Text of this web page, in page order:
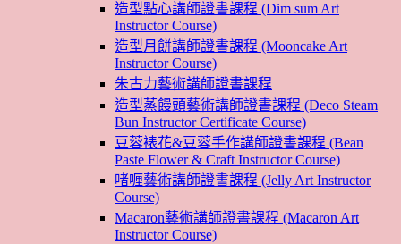
造型點心講師證書課程 (Dim sum Art
Instructor Course)
造型月餅講師證書課程 (Mooncake Art
Instructor Course)
朱古力藝術講師證書課程
造型蒸饅頭藝術講師證書課程 (Deco Steam
Bun Instructor Certificate Course)
豆蓉裱花&豆蓉手作講師證書課程 (Bean
Paste Flower & Craft Instructor Course)
啫喱藝術講師證書課程 (Jelly Art Instructor
Course)
Macaron藝術講師證書課程 (Macaron Art
Instructor Course)